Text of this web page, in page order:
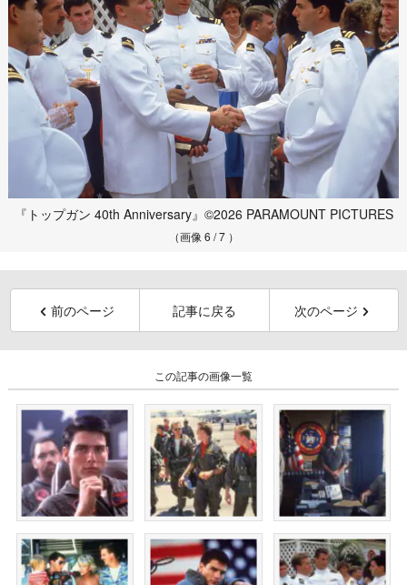
『トップガン 40th Anniversary』©2026 PARAMOUNT PICTURES
（画像 6 / 7 ）
前のページ 記事に戻る 次のページ
この記事の画像一覧